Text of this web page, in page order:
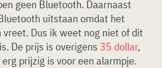
geen Bluetooth. Daarnaast
uitstaan omdat het
Dus ik weet nog niet of dit
De prijs is overigens 35 dollar,
prijzig is voor een alarmpje.